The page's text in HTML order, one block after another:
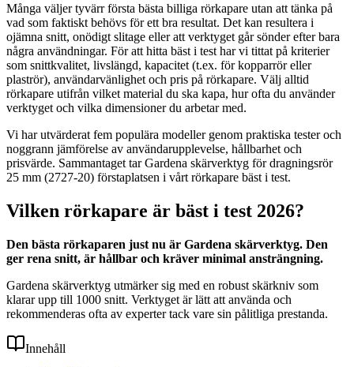
Många väljer tyvärr första bästa billiga rörkapare utan att tänka på
vad som faktiskt behövs för ett bra resultat. Det kan resultera i
ojämna snitt, onödigt slitage eller att verktyget går sönder efter bara
några användningar. För att hitta bäst i test har vi tittat på kriterier
som snittkvalitet, livslängd, kapacitet (t.ex. för kopparrör eller
plaströr), användarvänlighet och pris på rörkapare. Välj alltid
rörkapare utifrån vilket material du ska kapa, hur ofta du använder
verktyget och vilka dimensioner du arbetar med.
Vi har utvärderat fem populära modeller genom praktiska tester och
noggrann jämförelse av användarupplevelse, hållbarhet och
prisvärde. Sammantaget tar Gardena skärverktyg för dragningsrör
25 mm (2727-20) förstaplatsen i vårt rörkapare bäst i test.
Vilken rörkapare är bäst i test 2026?
Den bästa rörkaparen just nu är Gardena skärverktyg. Den
ger rena snitt, är hållbar och kräver minimal ansträngning.
Gardena skärverktyg utmärker sig med en robust skärkniv som
klarar upp till 1000 snitt. Verktyget är lätt att använda och
rekommenderas ofta av experter tack vare sin pålitliga prestanda.
Innehåll